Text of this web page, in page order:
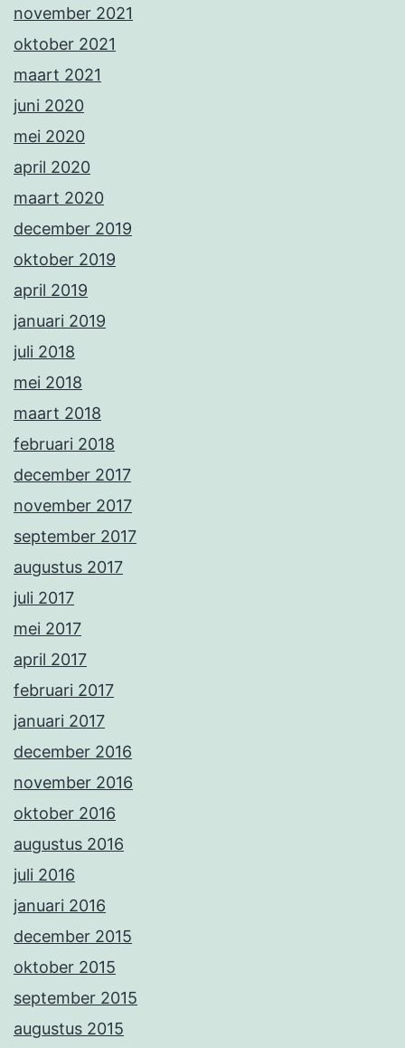
november 2021
oktober 2021
maart 2021
juni 2020
mei 2020
april 2020
maart 2020
december 2019
oktober 2019
april 2019
januari 2019
juli 2018
mei 2018
maart 2018
februari 2018
december 2017
november 2017
september 2017
augustus 2017
juli 2017
mei 2017
april 2017
februari 2017
januari 2017
december 2016
november 2016
oktober 2016
augustus 2016
juli 2016
januari 2016
december 2015
oktober 2015
september 2015
augustus 2015